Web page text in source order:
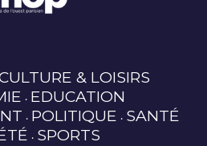
& LOISIRS
EDUCATION
POLITIQUE SANTÉ
SPORTS